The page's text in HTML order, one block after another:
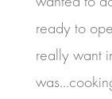
ready to
really want